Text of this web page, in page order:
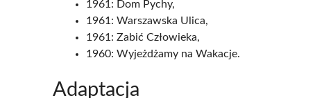
1961: Dom Pychy,
1961: Warszawska Ulica,
1961: Zabić Człowieka,
1960: Wyjeżdżamy na Wakacje.
Adaptacja